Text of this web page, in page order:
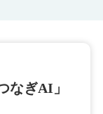
なぎAI」